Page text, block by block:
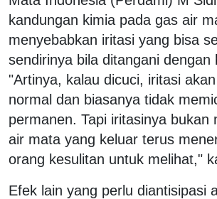
kandungan kimia pada gas air
menyebabkan iritasi yang bisa
sendirinya bila ditangani dengan
"Artinya, kalau dicuci, iritasi
normal dan biasanya tidak
permanen. Tapi iritasinya bukan
air mata yang keluar terus
orang kesulitan untuk melihat,"
Efek lain yang perlu diantisipasi